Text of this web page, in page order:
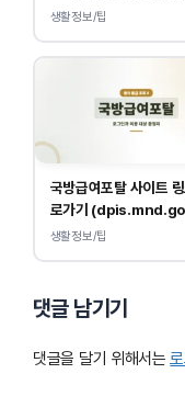
만 하면 됩니다.
생활정보/팁
국방급여포탈 사이트
로가기
생활정보/팁
댓글 남기기
댓글을 달기 위해서는